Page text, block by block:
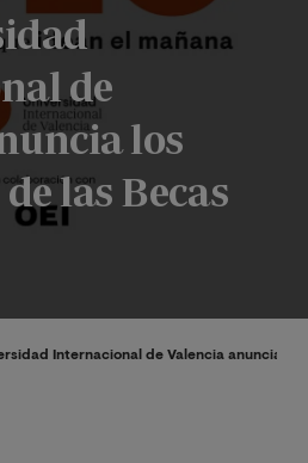
de
los
las Becas
Internacional de Valencia anuncia